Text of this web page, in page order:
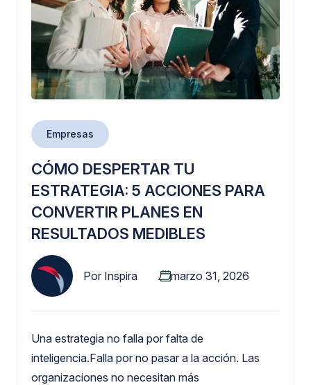
Empresas
CÓMO DESPERTAR TU
ESTRATEGIA: 5 ACCIONES PARA
CONVERTIR PLANES EN
RESULTADOS MEDIBLES
Por Inspira marzo 31, 2026
Una estrategia no falla por falta de
inteligencia.Falla por no pasar a la acción. Las
organizaciones no necesitan más